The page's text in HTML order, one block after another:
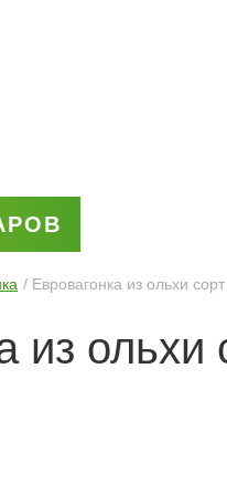
Евровагонка из ольхи
из